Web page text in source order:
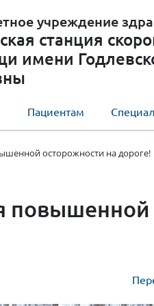
учреждение
станция
имени
Пациентам
осторожности на дороге!